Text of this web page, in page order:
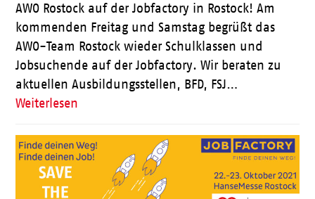
AWO Rostock auf der Jobfactory in Rostock! Am
kommenden Freitag und Samstag begrüßt das
AWO-Team Rostock wieder Schulklassen und
Jobsuchende auf der Jobfactory. Wir beraten zu
aktuellen Ausbildungsstellen, BFD, FSJ…
Weiterlesen